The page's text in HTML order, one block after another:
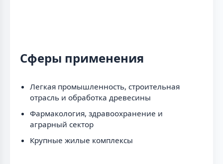
Сферы применения
Легкая промышленность, строительная
отрасль и обработка древесины
Фармакология, здравоохранение и
аграрный сектор
Крупные жилые комплексы